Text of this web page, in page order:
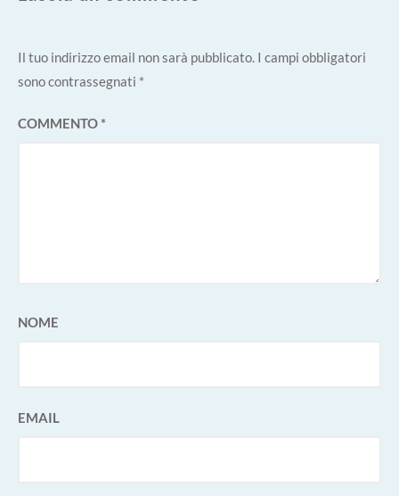
Il tuo indirizzo email non sarà pubblicato. I campi obbligatori
sono contrassegnati *
COMMENTO*
NOME
EMAIL